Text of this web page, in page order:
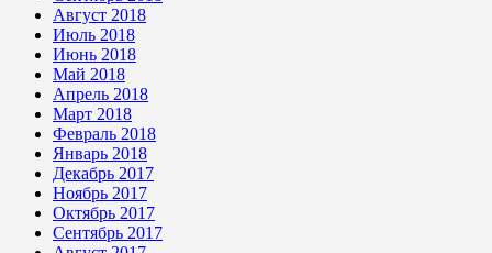
Август 2018
Июль 2018
Июнь 2018
Май 2018
Апрель 2018
Март 2018
Февраль 2018
Январь 2018
Декабрь 2017
Ноябрь 2017
Октябрь 2017
Сентябрь 2017